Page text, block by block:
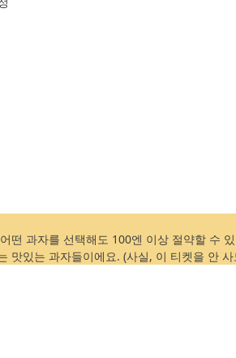
떤 과자를 선택해도 100엔 이상 절약할 수
맛있는 과자들이에요. (사실, 이 티켓을 안